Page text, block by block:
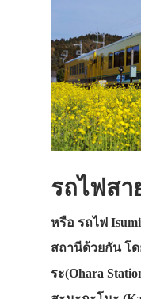
รถไฟส
หรือ รถไฟ
สถานีด้วยกัน โ
ระ(Ohara